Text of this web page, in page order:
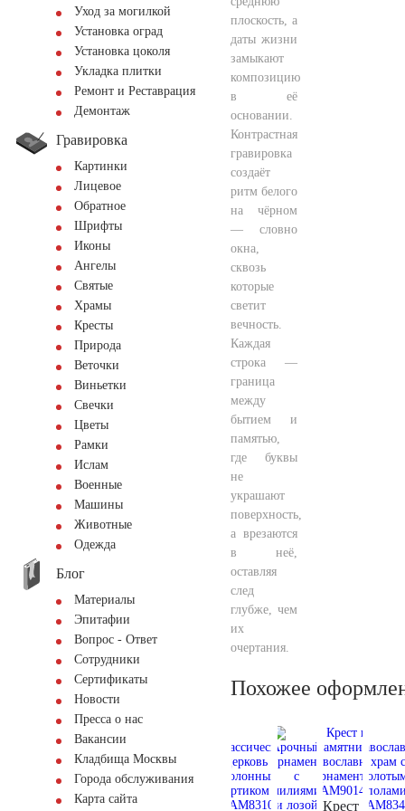
Уход за могилкой
Установка оград
Установка цоколя
Укладка плитки
Ремонт и Реставрация
Демонтаж
Гравировка
Картинки
Лицевое
Обратное
Шрифты
Иконы
Ангелы
Святые
Храмы
Кресты
Природа
Веточки
Виньетки
Свечки
Цветы
Рамки
Ислам
Военные
Машины
Животные
Одежда
Блог
Материалы
Эпитафии
Вопрос - Ответ
Сотрудники
Сертификаты
Новости
Пресса о нас
Вакансии
Кладбища Москвы
Города обслуживания
Карта сайта
плоскость, а
даты жизни
замыкают
композицию
в её
основании.
Контрастная
гравировка
создаёт
ритм белого
на чёрном
— словно
окна,
сквозь
которые
светит
вечность.
Каждая
строка —
граница
между
бытием и
памятью,
где буквы
не
украшают
поверхность,
а врезаются
в неё,
оставляя
след
глубже, чем
их
очертания.
Похожее
Крест